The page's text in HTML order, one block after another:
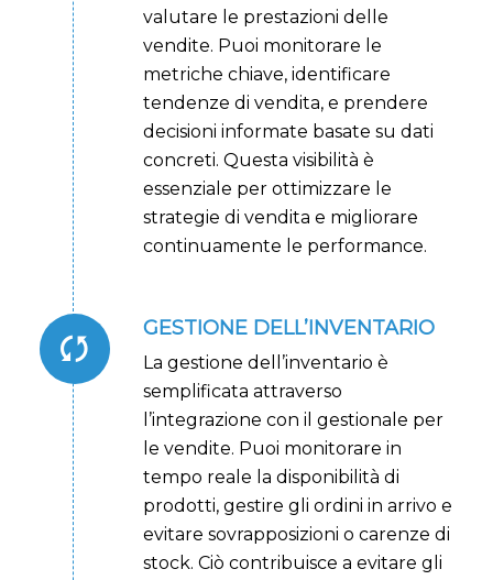
valutare le prestazioni delle
vendite. Puoi monitorare le
metriche chiave, identificare
tendenze di vendita, e prendere
decisioni informate basate su dati
concreti. Questa visibilità è
essenziale per ottimizzare le
strategie di vendita e migliorare
continuamente le performance.
GESTIONE DELL’INVENTARIO
La gestione dell’inventario è
semplificata attraverso
l’integrazione con il gestionale per
le vendite. Puoi monitorare in
tempo reale la disponibilità di
prodotti, gestire gli ordini in arrivo e
evitare sovrapposizioni o carenze di
stock. Ciò contribuisce a evitare gli